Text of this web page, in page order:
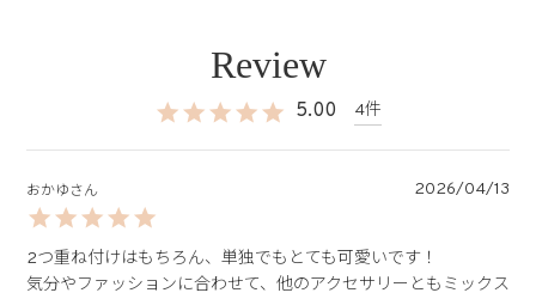
5.00 4
おかゆ 2026/04/13
2つ重ね付けはもちろん、単独でもとても可愛いです！
気分やファッションに合わせて、他のアクセサリーともミックス